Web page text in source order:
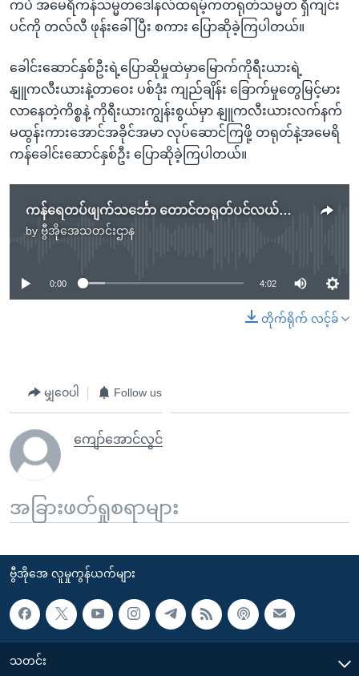
ကပဲ အမေရိကန်သမ္မတဒေါ်နလ်ထရမ့်ကတရုတ်သမ္မတ ရှီကျင်း
ပင်ကို တလ်လီ ဖုန်းခေါ်ပြီး စကား ပြောဆိုခဲ့ကြပါတယ်။
ခေါင်းဆောင်နှစ်ဦးရဲ့ပြောဆိုမှုထဲမှာမြောက်ကိုရီးယားရဲ့
နျူကလီးယားနဲ့တာဝေး ပစ်ဒုံး ကျည်ချိန်း ခြောက်မှုတွေမြင့်မား
လာနေတဲ့ကိစ္စနဲ့ ကိုရီးယားကျွန်းစွယ်မှာ နျူကလီးယားလက်နက်
မထွန်းကားအောင်အခိုင်အမာ လုပ်ဆောင်ကြဖို့ တရုတ်နဲ့အမေရိ
ကန်ခေါင်းဆောင်နှစ်ဦး ပြောဆိုခဲ့ကြပါတယ်။
ကန်ရေတပ်ဖျက်သင်္ဘော တောင်တရုတ်ပင်လယ်ကျွန်းအနီး ဖြတ်သန်းမှု တရုတ်ကန့်ကွက်
by ဗွီအိုအေသတင်းဌာန
No media source currently available
0:00 4:02
တိုက်ရိုက် လင့်ခ်
မျှဝေပါ Follow us
ကျော်အောင်လွင်
အခြားဖတ်ရှုစရာများ
ဗွီအိုအေ လူမှုကွန်ယက်များ
သတင်း